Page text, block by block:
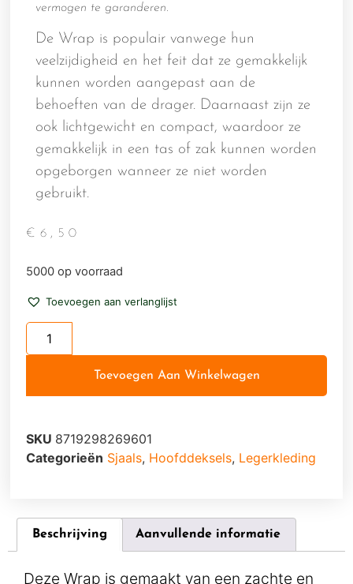
vermogen te garanderen.
De Wrap is populair vanwege hun
veelzijdigheid en het feit dat ze gemakkelijk
kunnen worden aangepast aan de
behoeften van de drager. Daarnaast zijn ze
ook lichtgewicht en compact, waardoor ze
gemakkelijk in een tas of zak kunnen worden
opgeborgen wanneer ze niet worden
gebruikt.
€ 6,50
5000 op voorraad
Toevoegen aan verlanglijst
Toevoegen Aan Winkelwagen
SKU 8719298269601
Categorieën Sjaals, Hoofddeksels, Legerkleding
Beschrijving Aanvullende informatie
Deze Wrap is gemaakt van een zachte en